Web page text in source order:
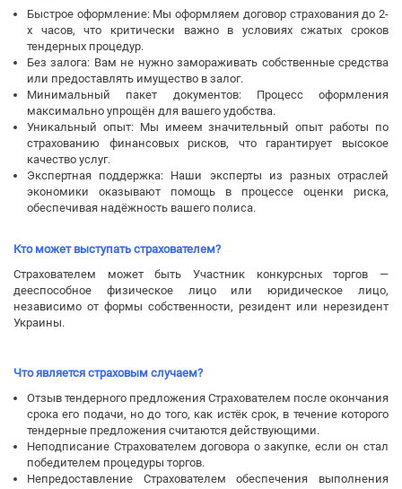
Быстрое оформление: Мы оформляем договор страхования до 2-
х часов, что критически важно в условиях сжатых сроков
тендерных процедур.
Без залога: Вам не нужно замораживать собственные средства
или предоставлять имущество в залог.
Минимальный пакет документов: Процесс оформления
максимально упрощён для вашего удобства.
Уникальный опыт: Мы имеем значительный опыт работы по
страхованию финансовых рисков, что гарантирует высокое
качество услуг.
Экспертная поддержка: Наши эксперты из разных отраслей
экономики оказывают помощь в процессе оценки риска,
обеспечивая надёжность вашего полиса.
Кто может выступать страхователем?
Страхователем может быть Участник конкурсных торгов —
дееспособное физическое лицо или юридическое лицо,
независимо от формы собственности, резидент или нерезидент
Украины.
Что является страховым случаем?
Отзыв тендерного предложения Страхователем после окончания
срока его подачи, но до того, как истёк срок, в течение которого
тендерные предложения считаются действующими.
Неподписание Страхователем договора о закупке, если он стал
победителем процедуры торгов.
Непредоставление Страхователем обеспечения выполнения